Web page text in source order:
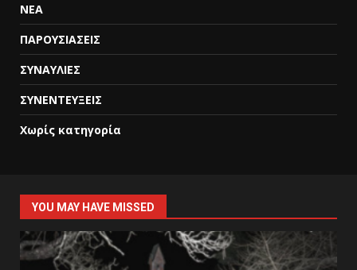
ΝΕΑ
ΠΑΡΟΥΣΙΑΣΕΙΣ
ΣΥΝΑΥΛΙΕΣ
ΣΥΝΕΝΤΕΥΞΕΙΣ
Χωρίς κατηγορία
YOU MAY HAVE MISSED